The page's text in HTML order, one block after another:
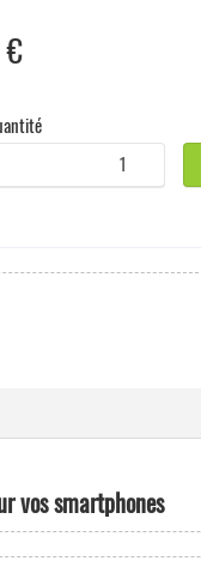
€
vos smartphones